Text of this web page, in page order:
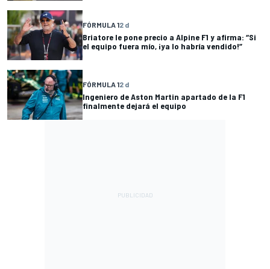
FÓRMULA 12 d
Briatore le pone precio a Alpine F1 y afirma: “Si
el equipo fuera mío, ¡ya lo habría vendido!”
FÓRMULA 12 d
Ingeniero de Aston Martin apartado de la F1
finalmente dejará el equipo